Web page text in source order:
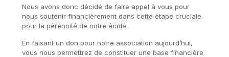
Nous avons donc décidé de faire appel à vous pour
nous soutenir financièrement dans cette étape cruciale
pour la pérennité de notre école.
En faisant un don pour notre association aujourd’hui,
vous nous permettrez de constituer une base financière